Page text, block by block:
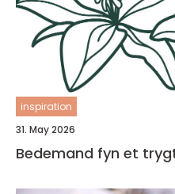
inspiration
31. May 2026